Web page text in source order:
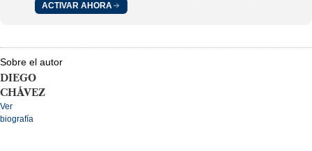
ACTIVAR AHORA
Sobre el autor
DIEGO
CHÁVEZ
Ver
biografía